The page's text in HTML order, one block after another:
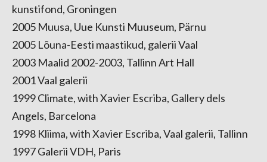
kunstifond, Groningen
2005 Muusa, Uue Kunsti Muuseum, Pärnu
2005 Lõuna-Eesti maastikud, galerii Vaal
2003 Maalid 2002-2003, Tallinn Art Hall
2001 Vaal galerii
1999 Climate, with Xavier Escriba, Gallery dels
Angels, Barcelona
1998 Kliima, with Xavier Escriba, Vaal galerii, Tallinn
1997 Galerii VDH, Paris